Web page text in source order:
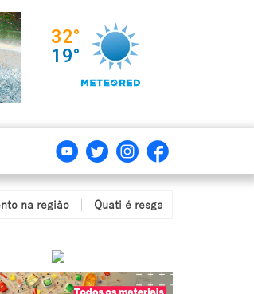
Quati é resgatado após ficar com a cabeça